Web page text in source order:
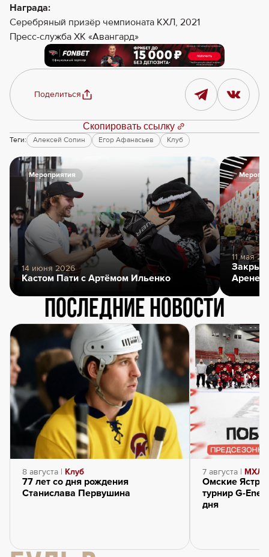
Награда:
Серебряный призёр чемпионата КХЛ, 2021
Пресс-служба ХК «Авангард»
Поделиться
Скопировать ссылку
Теги: Алексей Сопин Егор Афанасьев Клуб
Мероприятия
14 июня 2026
Кастом Пати с Артёмом Ильенко
11 мая
Арене
Последние новости
8 августа | Клуб
77 лет со дня рождения
Станислава Первушина
7 августа | МХЛ
Омские
турнир G-
дня